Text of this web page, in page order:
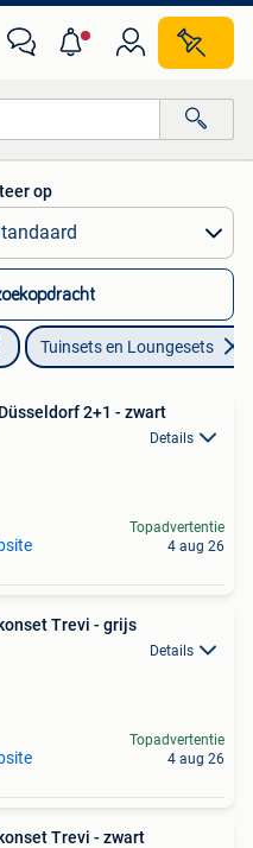
op
Tuinsets en Loungesets
2+1 - zwart
Details
Topadvertentie
4 aug 26
Trevi - grijs
Details
Topadvertentie
4 aug 26
Trevi - zwart